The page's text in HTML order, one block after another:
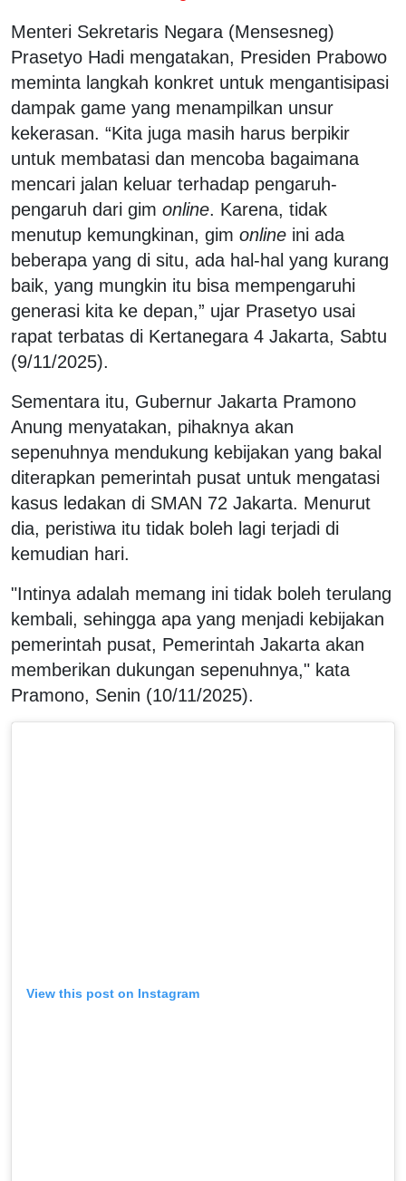
Menteri Sekretaris Negara (Mensesneg)
Prasetyo Hadi mengatakan, Presiden Prabowo
meminta langkah konkret untuk mengantisipasi
dampak game yang menampilkan unsur
kekerasan. “Kita juga masih harus berpikir
untuk membatasi dan mencoba bagaimana
mencari jalan keluar terhadap pengaruh-
pengaruh dari gim online. Karena, tidak
menutup kemungkinan, gim online ini ada
beberapa yang di situ, ada hal-hal yang kurang
baik, yang mungkin itu bisa mempengaruhi
generasi kita ke depan,” ujar Prasetyo usai
rapat terbatas di Kertanegara 4 Jakarta, Sabtu
(9/11/2025).
Sementara itu, Gubernur Jakarta Pramono
Anung menyatakan, pihaknya akan
sepenuhnya mendukung kebijakan yang bakal
diterapkan pemerintah pusat untuk mengatasi
kasus ledakan di SMAN 72 Jakarta. Menurut
dia, peristiwa itu tidak boleh lagi terjadi di
kemudian hari.
"Intinya adalah memang ini tidak boleh terulang
kembali, sehingga apa yang menjadi kebijakan
pemerintah pusat, Pemerintah Jakarta akan
memberikan dukungan sepenuhnya," kata
Pramono, Senin (10/11/2025).
View this post on Instagram